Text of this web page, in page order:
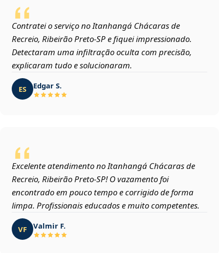
Contratei o serviço no Itanhangá Chácaras de
Recreio, Ribeirão Preto‑SP e fiquei impressionado.
Detectaram uma infiltração oculta com precisão,
explicaram tudo e solucionaram.
ES Edgar S.
Excelente atendimento no Itanhangá Chácaras de
Recreio, Ribeirão Preto‑SP! O vazamento foi
encontrado em pouco tempo e corrigido de forma
limpa. Profissionais educados e muito competentes.
VF Valmir F.